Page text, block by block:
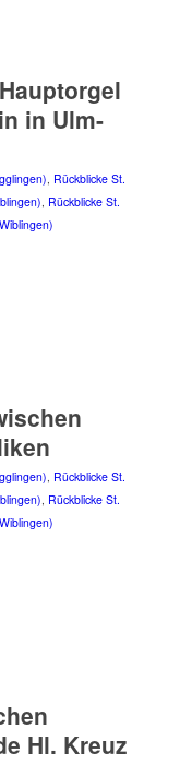
in Ulm-
Rückblicke St.
Rückblicke St.
, Rückblicke St.
, Rückblicke St.
Hl. Kreuz